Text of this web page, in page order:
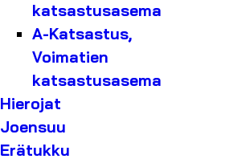
katsastusasema
A-Katsastus,
Voimatien
katsastusasema
Hierojat
Joensuu
Erätukku